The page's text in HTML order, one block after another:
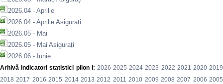
2026.04 - Aprilie
2026.04 - Aprilie Asigurați
2026.05 - Mai
2026.05 - Mai Asigurați
2026.06 - Iunie
Arhivă indicatori statistici pilon I: 2026 2025 2024 2023 2022 2021 2020 2019
2018 2017 2016 2015 2014 2013 2012 2011 2010 2009 2008 2007 2006 2005